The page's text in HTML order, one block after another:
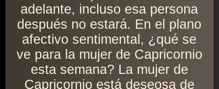
adelante, incluso esa persona
después no estará. En el plano
afectivo sentimental, ¿qué se
ve para la mujer de Capricornio
esta semana? La mujer de
Capricornio está deseosa de